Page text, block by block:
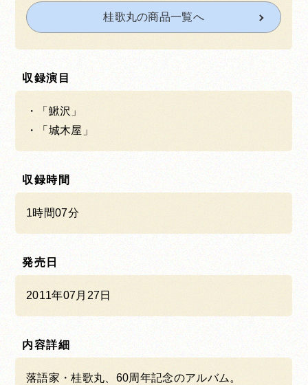
桂歌丸の商品一覧へ
収録演目
「鰍沢」
「城木屋」
収録時間
1時間07分
発売日
2011年07月27日
内容詳細
落語家・桂歌丸、60周年記念のアルバム。